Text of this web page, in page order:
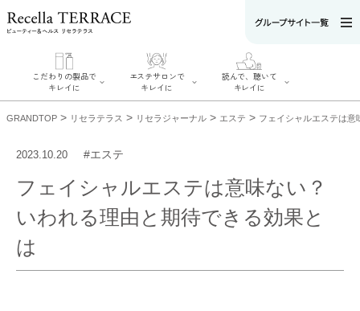
こだわりの製品で
キレイに
こだわりの製品
でキレイに
SERIES#01 私た
SERIES#02 水へ
SERIES#03 無
エステサロンで
キレイに
エステサロンで
キレイに
リフティング認
いるサロンを探
読んで、聴いて
キレイに
読んで、聴いてキ
レイに
一覧
GRANDTOP > リセラテラス > リセラジャーナル > エステ > フェイシャルエステは
2023.10.20 #エステ
フェイシャルエステは意味ない？
いわれる理由と期待できる効果と
は